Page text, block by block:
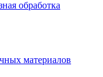
обработка
материалов